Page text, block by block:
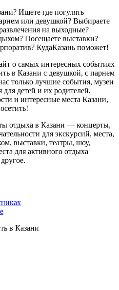
Ищете где погулять
или девушкой? Выбираете
на выходные?
Посещаете выставки?
КудаКазань поможет!
о самых интересных событиях
в Казани с девушкой, с парнем
только лучшие события, музеи
детей и их родителей,
и интересные места Казани,
отдыха в Казани — концерты,
для экскурсий, места,
выставки, театры, шоу,
для активного отдыха
в Казани